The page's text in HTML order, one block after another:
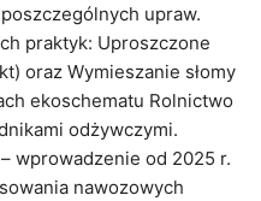
upraw.
praktyk: Uproszczone
oraz Wymieszanie słomy
ekoschematu Rolnictwo
odżywczymi.
wprowadzenie od 2025 r.
nawozowych